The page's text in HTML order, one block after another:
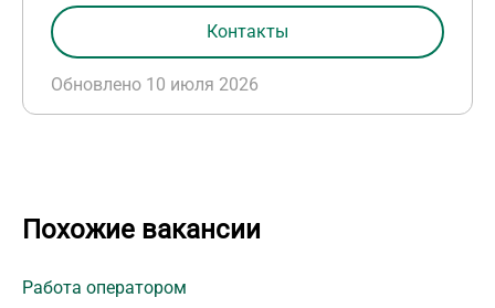
Обновлено 10 июля 2026
Контакты
Похожие вакансии
Работа оператором